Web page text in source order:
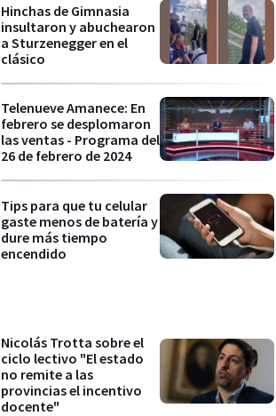
Hinchas de Gimnasia
insultaron y abuchearon
a Sturzenegger en el
clásico
Telenueve Amanece: En
febrero se desplomaron
las ventas - Programa del
26 de febrero de 2024
Tips para que tu celular
gaste menos de batería y
dure más tiempo
encendido
Nicolás Trotta sobre el
ciclo lectivo "El estado
no remite a las
provincias el incentivo
docente"